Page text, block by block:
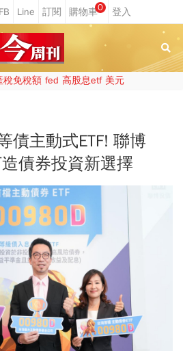
0
稅免稅額 fed 高股息etf 美元
債主動式ETF! 聯博
債券投資新選擇